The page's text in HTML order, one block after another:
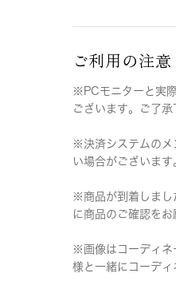
ご利用の注意
※PCモニターと実
ございます。ご了承
※決済システムのメ
い場合がございます
※商品が到着しまし
に商品のご確認をお
※画像はコーディネ
様と一緒にコーディ